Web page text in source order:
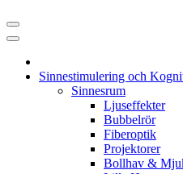
Sinnestimulering och
Sinnesrum
Ljuseffekter
Bubbelrör
Fiberoptik
Projektorer
Bollhav &